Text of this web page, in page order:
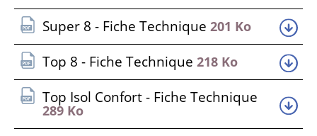
Super 8 - Fiche Technique 201 Ko
Top 8 - Fiche Technique 218 Ko
Top Isol Confort - Fiche Technique
289 Ko